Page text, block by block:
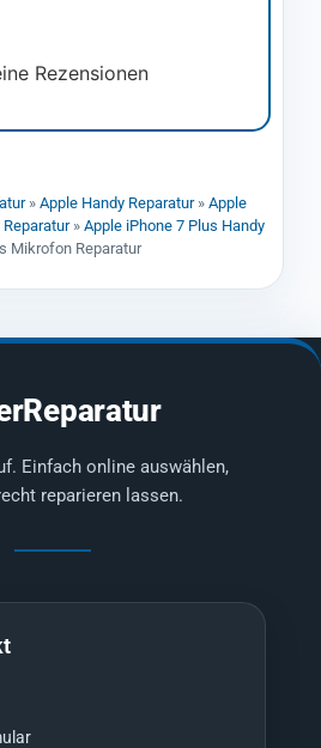
Rezensionen
» Apple Handy Reparatur» Apple
» Apple iPhone 7 Plus Handy
Mikrofon Reparatur
Einfach online auswählen,
reparieren lassen.